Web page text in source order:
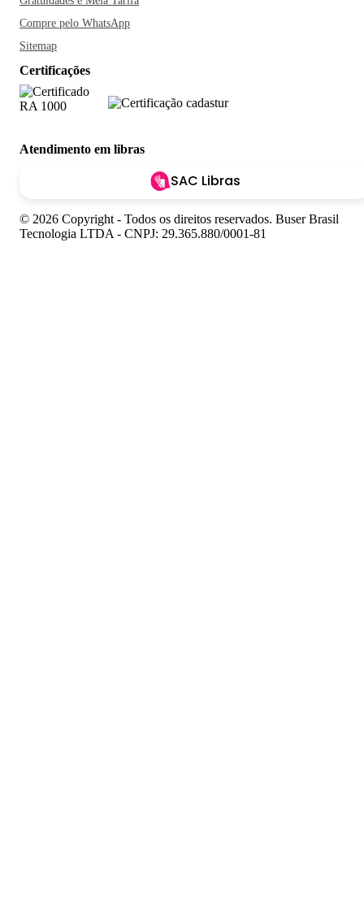
Compre pelo WhatsApp
Sitemap
Certificações
Atendimento em libras
SAC Libras
© 2026 Copyright - Todos os direitos reservados. Buser Brasil
Tecnologia LTDA - CNPJ: 29.365.880/0001-81